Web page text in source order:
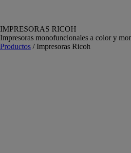
IMPRESORAS RICOH
Impresoras monofuncionales a color y
Productos / Impresoras Ricoh